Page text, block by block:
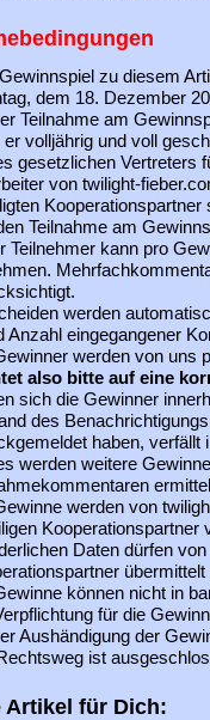
zu diesem
dem 18. Dezember
Teilnahme am
volljährig und voll
gesetzlichen Vertreters
von twilight-
Teilnahme am
Teilnehmer kann pro
werden
Anzahl eingegangener
werden von uns
also bitte auf eine
sich die Gewinner
des
haben, verfällt
werden weitere
werden von
Kooperationspartner
Daten dürfen
übermittelt
können nicht in
für die
Aushändigung der
ist
Artikel für Dich: